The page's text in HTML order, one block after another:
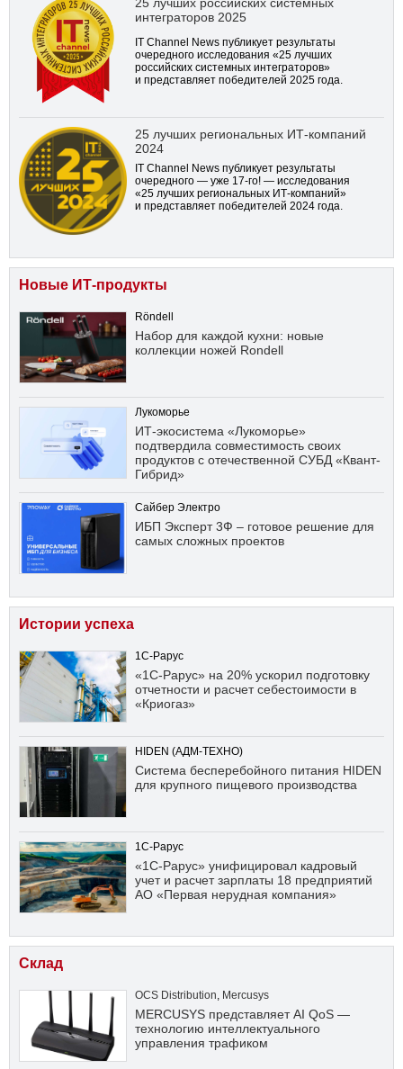
25 лучших российских системных
интеграторов 2025
IT Channel News публикует результаты
очередного исследования «25 лучших
российских системных интеграторов»
и представляет победителей 2025 года.
25 лучших региональных ИТ-компаний
2024
IT Channel News публикует результаты
очередного — уже 17-го! — исследования
«25 лучших региональных ИТ-компаний»
и представляет победителей 2024 года.
Новые ИТ-продукты
Röndell
Набор для каждой кухни: новые
коллекции ножей Rondell
Лукоморье
ИТ-экосистема «Лукоморье»
подтвердила совместимость своих
продуктов с отечественной СУБД «Квант-
Гибрид»
Сайбер Электро
ИБП Эксперт 3Ф – готовое решение для
самых сложных проектов
Истории успеха
1С-Рарус
«1С-Рарус» на 20% ускорил подготовку
отчетности и расчет себестоимости в
«Криогаз»
HIDEN (АДМ-ТЕХНО)
Система бесперебойного питания HIDEN
для крупного пищевого производства
1С-Рарус
«1С-Рарус» унифицировал кадровый
учет и расчет зарплаты 18 предприятий
АО «Первая нерудная компания»
Склад
OCS Distribution, Mercusys
MERCUSYS представляет AI QoS —
технологию интеллектуального
управления трафиком